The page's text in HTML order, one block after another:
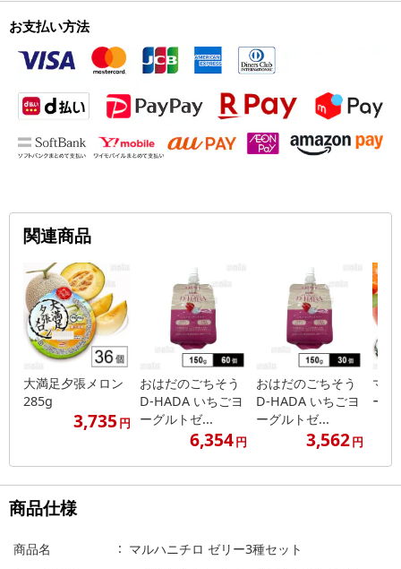
お支払い方法
関連商品
大満足夕張メロン
285g
3,735 円
おはだのごちそう
D-HADA いちごヨ
ーグルトゼ...
6,354円
おはだのごちそう
D-HADA いちごヨ
ーグルトゼ...
3,562円
マ
ー3
商品仕様
商品名
マルハニチロ ゼリー3種セット